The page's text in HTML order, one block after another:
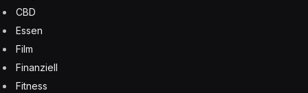
CBD
Essen
Film
Finanziell
Fitness